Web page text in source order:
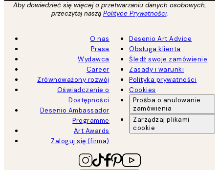
Aby dowiedzieć się więcej o przetwarzaniu danych osobowych,
przeczytaj naszą Polityce Prywatności.
O nas
Prasa
Wydawca
Career
Zrównoważony rozwój
Oświadczenie o
Dostępności
Desenio Ambassador
Programme
Art Awards
Zaloguj się (firma)
Desenio Art Advice
Obsługa klienta
Śledź swoje zamówienie
Zasady i warunki
Polityka prywatności
Cookies
Prośba o anulowanie
zamówienia
Zarządzaj plikami
cookie